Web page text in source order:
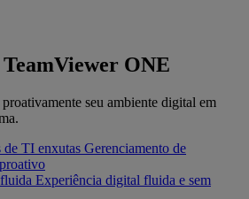
ONE
seu ambiente digital em
de TI enxutas Gerenciamento de
Experiência digital fluida e sem